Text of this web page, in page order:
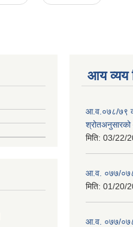
आय व्यय
आ.व.०७८/७९
श्रोतअनुसारको
मिति: 03/22/
आ.व. ०७७/०७८
मिति: 01/20/
आ.व. ०७७/०७८